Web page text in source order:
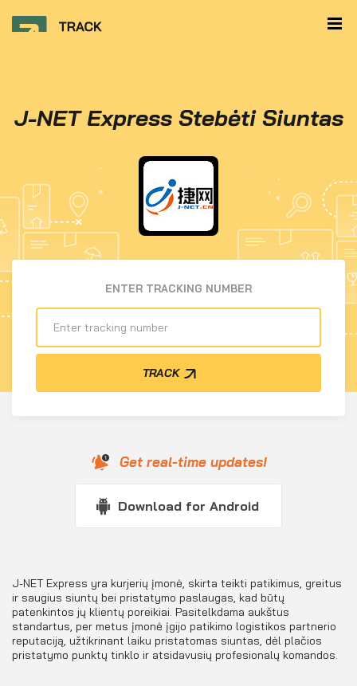
J-NET Express Stebėti Siuntas
ENTER TRACKING NUMBER
TRACK
Get real-time updates!
Download for Android
J-NET Express yra kurjerių įmonė, skirta teikti patikimus, greitus
ir saugius siuntų bei pristatymo paslaugas, kad būtų
patenkintos jų klientų poreikiai. Pasitelkdama aukštus
standartus, per metus įmonė įgijo patikimo logistikos partnerio
reputaciją, užtikrinant laiku pristatomas siuntas, dėl plačios
pristatymo punktų tinklo ir atsidavusių profesionalų komandos.